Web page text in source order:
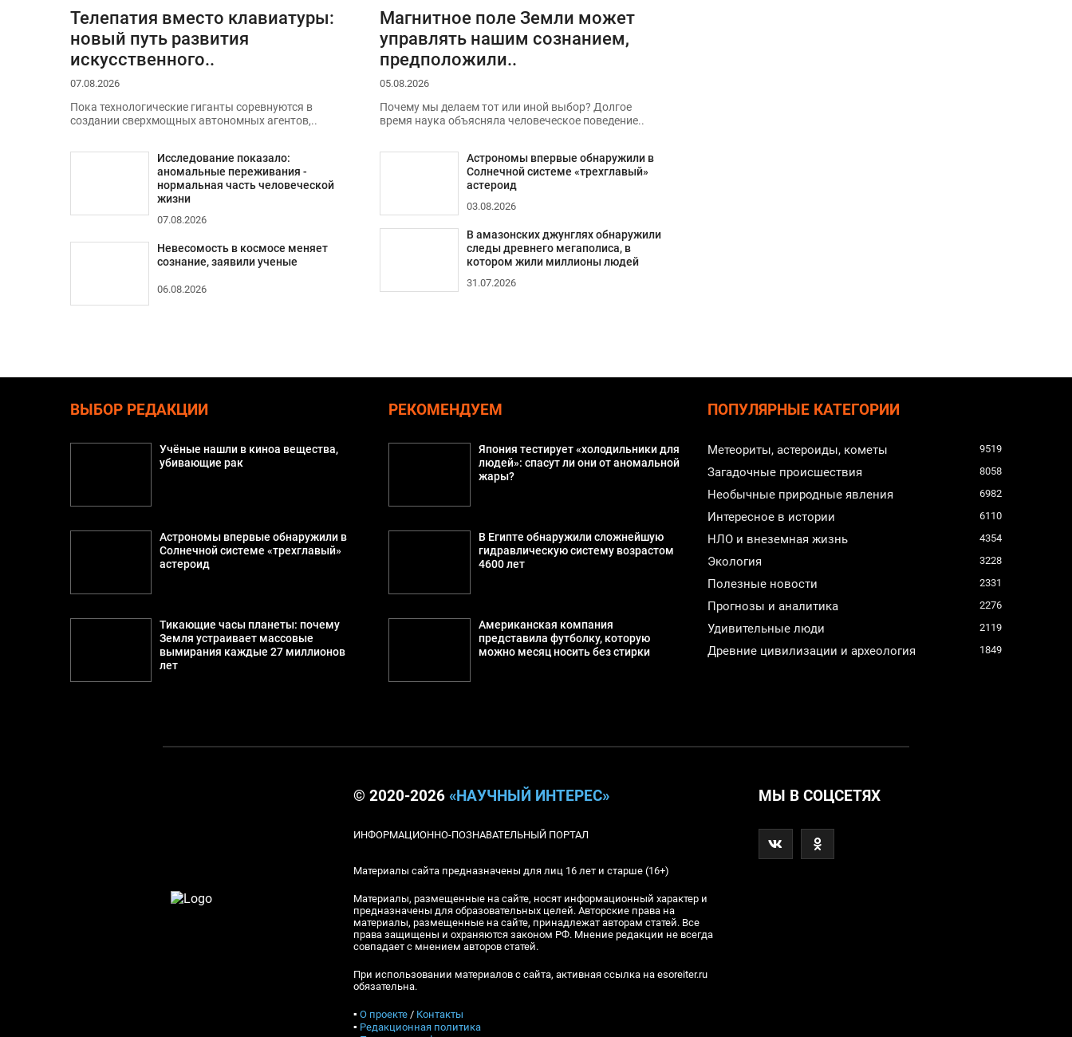
Телепатия вместо клавиатуры:
новый путь развития
искусственного..
07.08.2026
Пока технологические гиганты соревнуются в
создании сверхмощных автономных агентов,..
Исследование показало:
аномальные переживания -
нормальная часть человеческой
жизни
07.08.2026
Невесомость в космосе меняет
сознание, заявили ученые
06.08.2026
Магнитное поле Земли может
управлять нашим сознанием,
предположили..
05.08.2026
Почему мы делаем тот или иной выбор? Долгое
время наука объясняла человеческое поведение..
Астрономы впервые обнаружили в
Солнечной системе «трехглавый»
астероид
03.08.2026
В амазонских джунглях обнаружили
следы древнего мегаполиса, в
котором жили миллионы людей
31.07.2026
ВЫБОР РЕДАКЦИИ
Учёные нашли в киноа вещества,
убивающие рак
Астрономы впервые обнаружили в
Солнечной системе «трехглавый»
астероид
Тикающие часы планеты: почему
Земля устраивает массовые
вымирания каждые 27 миллионов
лет
РЕКОМЕНДУЕМ
Япония тестирует «холодильники для
людей»: спасут ли они от аномальной
жары?
В Египте обнаружили сложнейшую
гидравлическую систему возрастом
4600 лет
Американская компания
представила футболку, которую
можно месяц носить без стирки
ПОПУЛЯРНЫЕ КАТЕГОРИИ
Метеориты, астероиды, кометы 9519
Загадочные происшествия 8058
Необычные природные явления 6982
Интересное в истории 6110
НЛО и внеземная жизнь 4354
Экология 3228
Полезные новости 2331
Прогнозы и аналитика 2276
Удивительные люди 2119
Древние цивилизации и археология 1849
© 2020-2026 «НАУЧНЫЙ ИНТЕРЕС»
ИНФОРМАЦИОННО-ПОЗНАВАТЕЛЬНЫЙ ПОРТАЛ
Материалы сайта предназначены для лиц 16 лет и старше (16+)
Материалы, размещенные на сайте, носят информационный характер и
предназначены для образовательных целей. Авторские права на
материалы, размещенные на сайте, принадлежат авторам статей. Все
права защищены и охраняются законом РФ. Мнение редакции не всегда
совпадает с мнением авторов статей.
При использовании материалов с сайта, активная ссылка на esoreiter.ru
обязательна.
▪ О проекте/ Контакты
▪ Редакционная политика
МЫ В СОЦСЕТЯХ